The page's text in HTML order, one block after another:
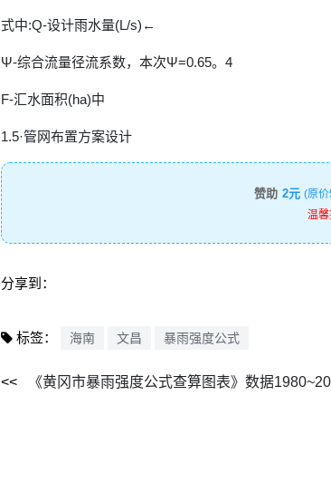
式中:Q-设计雨水量(L/s)←
Ψ-综合流量径流系数，本次Ψ=0.65。4
F-汇水面积(ha)中
1.5·管网布置方案设计
赞助 2元 (原
温
分享到：
标签： 海南 文昌 暴雨强度公式
《黄冈市暴雨强度公式查算图表》数据